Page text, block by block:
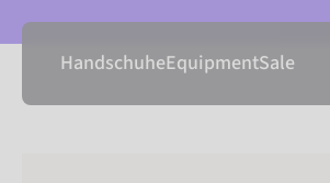
HandschuheEquipmentSale